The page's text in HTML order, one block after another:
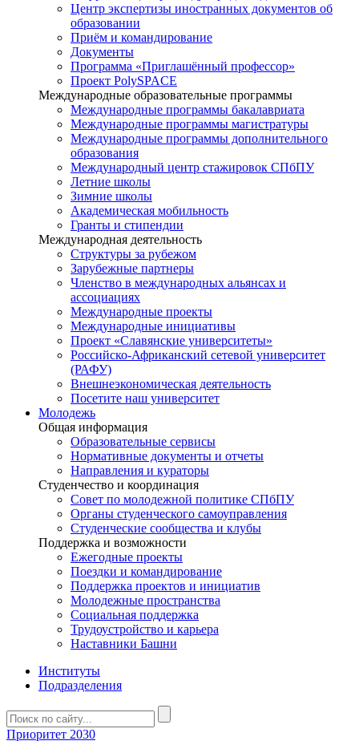
Центр экспертизы иностранных документов об
образовании
Приём и командирование
Документы
Программа «Приглашённый профессор»
Проект PolySPACE
Международные образовательные программы
Международные программы бакалавриата
Международные программы магистратуры
Международные программы дополнительного
образования
Международный центр стажировок СПбПУ
Летние школы
Зимние школы
Академическая мобильность
Гранты и стипендии
Международная деятельность
Структуры за рубежом
Зарубежные партнеры
Членство в международных альянсах и
ассоциациях
Международные проекты
Международные инициативы
Проект «Славянские университеты»
Российско-Африканский сетевой университет
(РАФУ)
Внешнеэкономическая деятельность
Посетите наш университет
Молодежь
Общая информация
Образовательные сервисы
Нормативные документы и отчеты
Направления и кураторы
Студенчество и координация
Совет по молодежной политике СПбПУ
Органы студенческого самоуправления
Студенческие сообщества и клубы
Поддержка и возможности
Ежегодные проекты
Поездки и командирование
Поддержка проектов и инициатив
Молодежные пространства
Социальная поддержка
Трудоустройство и карьера
Наставники Башни
Институты
Подразделения
Приоритет 2030